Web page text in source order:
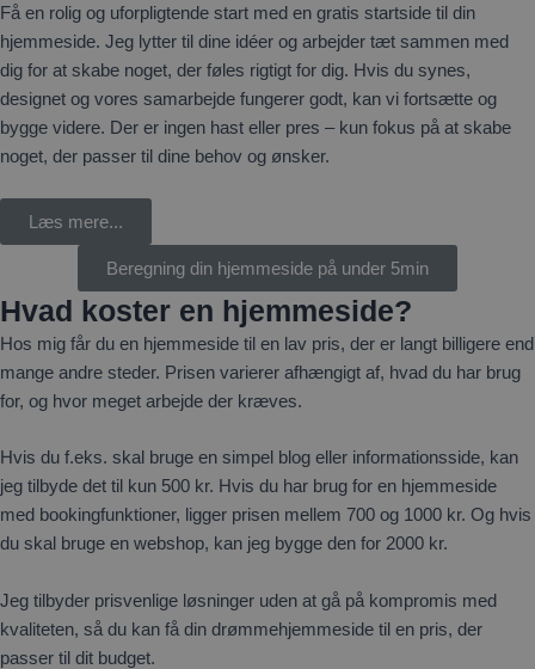
Få en rolig og uforpligtende start med en gratis startside til din
hjemmeside. Jeg lytter til dine idéer og arbejder tæt sammen med
dig for at skabe noget, der føles rigtigt for dig. Hvis du synes,
designet og vores samarbejde fungerer godt, kan vi fortsætte og
bygge videre. Der er ingen hast eller pres – kun fokus på at skabe
noget, der passer til dine behov og ønsker.
Læs mere...
Beregning din hjemmeside på under 5min
Hvad koster en hjemmeside?
Hos mig får du en hjemmeside til en lav pris, der er langt billigere end
mange andre steder. Prisen varierer afhængigt af, hvad du har brug
for, og hvor meget arbejde der kræves.
Hvis du f.eks. skal bruge en simpel blog eller informationsside, kan
jeg tilbyde det til kun 500 kr. Hvis du har brug for en hjemmeside
med bookingfunktioner, ligger prisen mellem 700 og 1000 kr. Og hvis
du skal bruge en webshop, kan jeg bygge den for 2000 kr.
Jeg tilbyder prisvenlige løsninger uden at gå på kompromis med
kvaliteten, så du kan få din drømmehjemmeside til en pris, der
passer til dit budget.